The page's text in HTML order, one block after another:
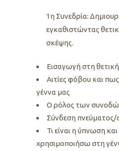
1η Συνεδρία:
εγκαθιστώντας
σκέψης.
Εισαγωγή στη
Αιτίες φόβου και
γέννα μας
Ο ρόλος των
Σύνδεση
Τι είναι η ύπνωση
χρησιμοποιήσω στη